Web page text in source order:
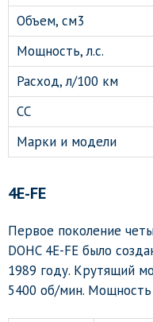
Объем, см3
Мощность, л.с.
Расход, л/100 км
СС
Марки и модели
4E-FE
Первое поколение
DOHC 4E-FE было
1989 году. Крутящий
5400 об/мин.